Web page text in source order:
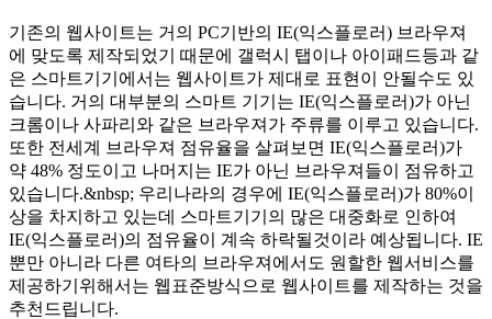
기존의 웹사이트는 거의 PC기반의 IE(익스플로러) 브라우져
에 맞도록 제작되었기 때문에 갤럭시 탭이나 아이패드등과 같
은 스마트기기에서는 웹사이트가 제대로 표현이 안될수도 있
습니다. 거의 대부분의 스마트 기기는 IE(익스플로러)가 아닌
크롬이나 사파리와 같은 브라우져가 주류를 이루고 있습니다.
또한 전세계 브라우져 점유율을 살펴보면 IE(익스플로러)가
약 48% 정도이고 나머지는 IE가 아닌 브라우져들이 점유하고
있습니다.&nbsp; 우리나라의 경우에 IE(익스플로러)가 80%이
상을 차지하고 있는데 스마트기기의 많은 대중화로 인하여
IE(익스플로러)의 점유율이 계속 하락될것이라 예상됩니다. IE
뿐만 아니라 다른 여타의 브라우져에서도 원할한 웹서비스를
제공하기위해서는 웹표준방식으로 웹사이트를 제작하는 것을
추천드립니다.